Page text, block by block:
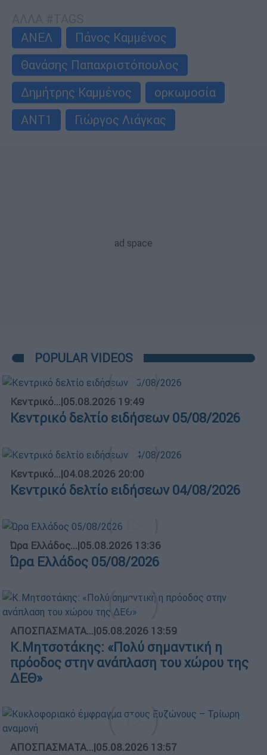
ΑΝΕΛ
Πάνος Καμμένος
Θανάσης Παπαχριστόπουλος
Δημήτρης Καμμένος
ορκωμοσία
ΑΝΤ1
Γιώργος Λιάγκας
POPULAR VIDEOS
Κεντρικό...|05.08.2026 19:49
Κεντρικό δελτίο ειδήσεων 05/08/2026
Κεντρικό...|04.08.2026 20:00
Κεντρικό δελτίο ειδήσεων 04/08/2026
Ώρα Ελλάδος...|05.08.2026 13:36
Ώρα Ελλάδος 05/08/2026
ΑΠΟΣΠΑΣΜΑΤΑ...|05.08.2026 13:59
Κ.Μητσοτάκης: «Πολύ σημαντική η
πρόοδος στην ανάπλαση του χώρου της
ΔΕΘ»
ΑΠΟΣΠΑΣΜΑΤΑ...|05.08.2026 13:57